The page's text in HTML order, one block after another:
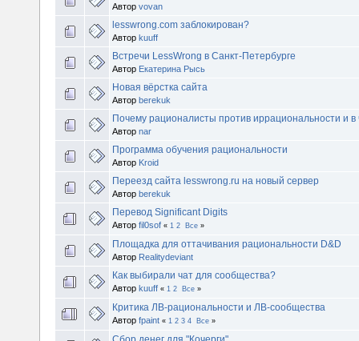
Автор vovan
lesswrong.com заблокирован?
Автор kuuff
Встречи LessWrong в Санкт-Петербурге
Автор Екатерина Рысь
Новая вёрстка сайта
Автор berekuk
Почему рационалисты против иррациональности и в
Автор nar
Программа обучения рациональности
Автор Kroid
Переезд сайта lesswrong.ru на новый сервер
Автор berekuk
Перевод Significant Digits
Автор fil0sof « 1 2 Все »
Площадка для оттачивания рациональности D&D
Автор Realitydeviant
Как выбирали чат для сообщества?
Автор kuuff « 1 2 Все »
Критика ЛВ-рациональности и ЛВ-сообщества
Автор fpaint « 1 2 3 4 Все »